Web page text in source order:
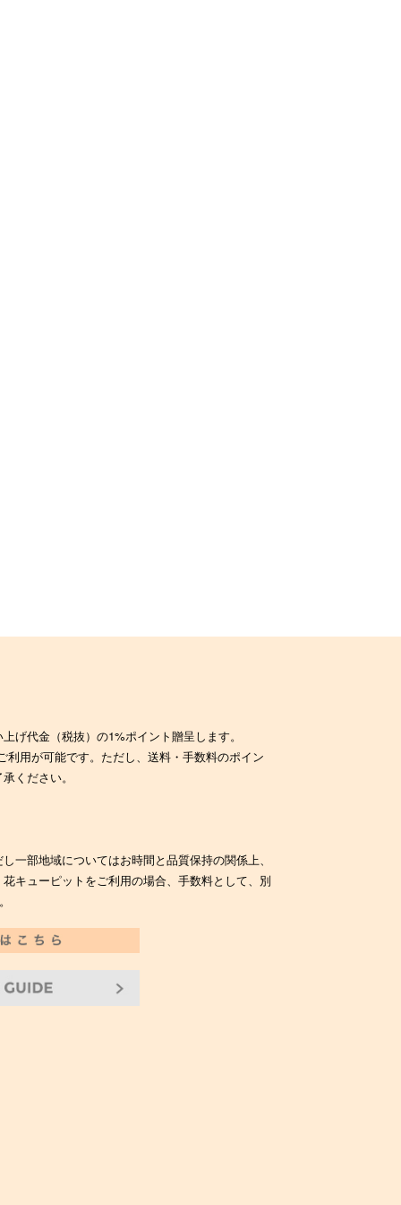
げ代金（税抜）の1%ポイント贈呈します。
利用が可能です。ただし、送料・手数料のポイン
ください。
一部地域についてはお時間と品質保持の関係上、
キューピットをご利用の場合、手数料として、別